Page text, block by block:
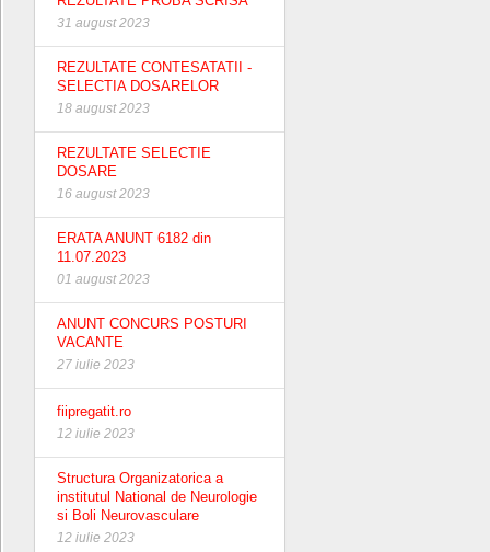
31 august 2023
REZULTATE CONTESATATII -
SELECTIA DOSARELOR
18 august 2023
REZULTATE SELECTIE
DOSARE
16 august 2023
ERATA ANUNT 6182 din
11.07.2023
01 august 2023
ANUNT CONCURS POSTURI
VACANTE
27 iulie 2023
fiipregatit.ro
12 iulie 2023
Structura Organizatorica a
institutul National de Neurologie
si Boli Neurovasculare
12 iulie 2023